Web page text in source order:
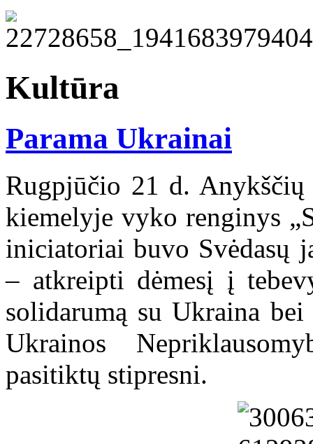
Kultūra
Parama Ukrainai
Rugpjūčio 21 d. Anykščių
kiemelyje vyko renginys
iniciatoriai buvo Svėdasų
– atkreipti dėmesį į
solidarumą su Ukraina
Ukrainos
pasitiktų stipresni.